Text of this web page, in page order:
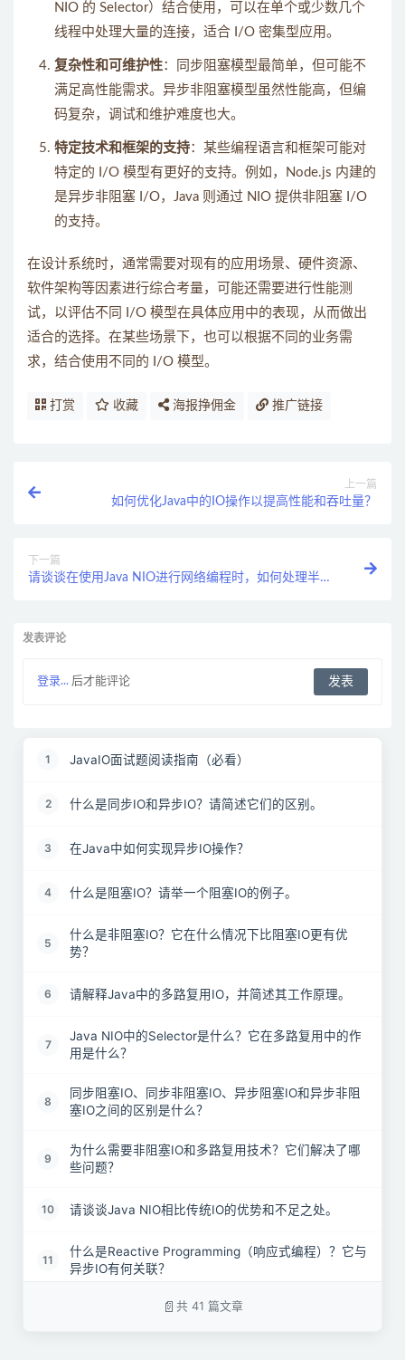
NIO 的 Selector）结合使用，可以在单个或少数几个
线程中处理大量的连接，适合 I/O 密集型应用。
复杂性和可维护性：同步阻塞模型最简单，但可能不
满足高性能需求。异步非阻塞模型虽然性能高，但编
码复杂，调试和维护难度也大。
特定技术和框架的支持：某些编程语言和框架可能对
特定的 I/O 模型有更好的支持。例如，Node.js 内建的
是异步非阻塞 I/O，Java 则通过 NIO 提供非阻塞 I/O
的支持。
在设计系统时，通常需要对现有的应用场景、硬件资源、
软件架构等因素进行综合考量，可能还需要进行性能测
试，以评估不同 I/O 模型在具体应用中的表现，从而做出
适合的选择。在某些场景下，也可以根据不同的业务需
求，结合使用不同的 I/O 模型。
打赏 收藏 海报挣佣金 推广链接
上一篇
如何优化Java中的IO操作以提高性能和吞吐量？
下一篇
请谈谈在使用Java NIO进行网络编程时，如何处理半关
发表评论
登录... 后才能评论
1 JavaIO面试题阅读指南（必看）
2 什么是同步IO和异步IO？请简述它们的区别。
3 在Java中如何实现异步IO操作？
4 什么是阻塞IO？请举一个阻塞IO的例子。
5
什么是非阻塞IO？它在什么情况下比阻塞IO更有优
势？
6 请解释Java中的多路复用IO，并简述其工作原理。
7
Java NIO中的Selector是什么？它在多路复用中的作
用是什么？
8
同步阻塞IO、同步非阻塞IO、异步阻塞IO和异步非阻
塞IO之间的区别是什么？
9
为什么需要非阻塞IO和多路复用技术？它们解决了哪
些问题？
10 请谈谈Java NIO相比传统IO的优势和不足之处。
11
什么是Reactive Programming（响应式编程）？它与
异步IO有何关联？
在Java中实现非阻塞IO操作时，如何避免数据不一致
共 41 篇文章